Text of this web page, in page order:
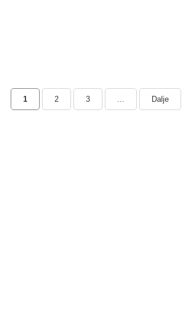
1 2 3 ... Dalje